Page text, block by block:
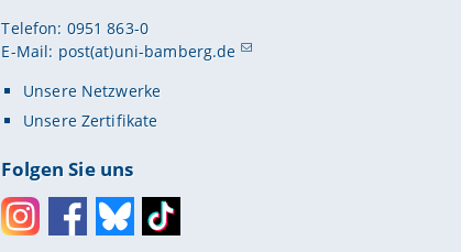
Telefon: 0951 863-0
E-Mail: post(at)uni-bamberg.de
Unsere Netzwerke
Unsere Zertifikate
Folgen Sie uns